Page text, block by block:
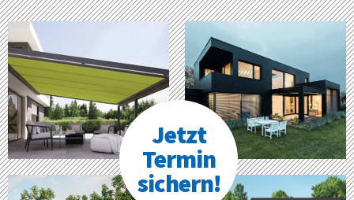
Jetzt
Termin
sichern!